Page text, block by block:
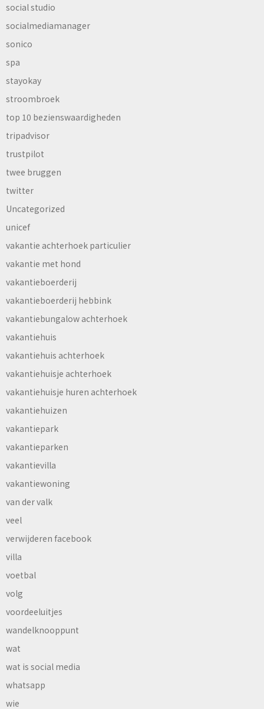
social studio
socialmediamanager
sonico
spa
stayokay
stroombroek
top 10 bezienswaardigheden
tripadvisor
trustpilot
twee bruggen
twitter
Uncategorized
unicef
vakantie achterhoek particulier
vakantie met hond
vakantieboerderij
vakantieboerderij hebbink
vakantiebungalow achterhoek
vakantiehuis
vakantiehuis achterhoek
vakantiehuisje achterhoek
vakantiehuisje huren achterhoek
vakantiehuizen
vakantiepark
vakantieparken
vakantievilla
vakantiewoning
van der valk
veel
verwijderen facebook
villa
voetbal
volg
voordeeluitjes
wandelknooppunt
wat
wat is social media
whatsapp
wie